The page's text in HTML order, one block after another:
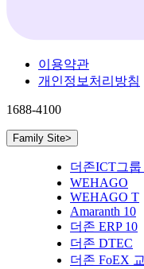
이용약관
개인정보처리방침
1688-4100
Family Site>
더존ICT그룹
WEHAGO
WEHAGO T
Amaranth 10
더존 ERP 10
더존 DTEC
더존 FoEX